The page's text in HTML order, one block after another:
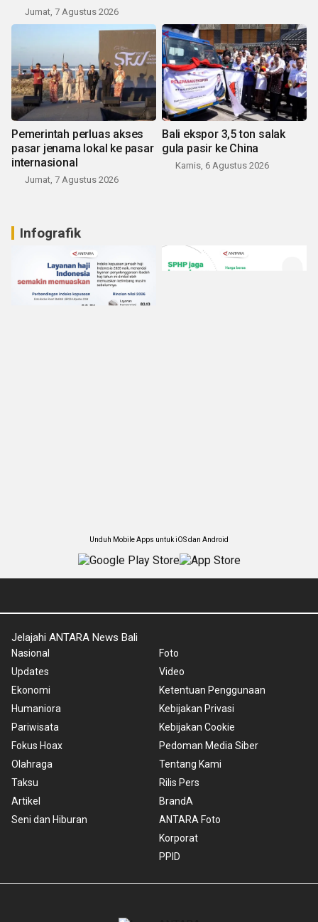
Jumat, 7 Agustus 2026
Pemerintah perluas akses
pasar jenama lokal ke pasar
internasional
Jumat, 7 Agustus 2026
Bali ekspor 3,5 ton salak
gula pasir ke China
Kamis, 6 Agustus 2026
Infografik
Unduh Mobile Apps untuk iOS dan Android
Jelajahi ANTARA News Bali
Nasional
Updates
Ekonomi
Humaniora
Pariwisata
Fokus Hoax
Olahraga
Taksu
Artikel
Seni dan Hiburan
Foto
Video
Ketentuan Penggunaan
Kebijakan Privasi
Kebijakan Cookie
Pedoman Media Siber
Tentang Kami
Rilis Pers
BrandA
ANTARA Foto
Korporat
PPID